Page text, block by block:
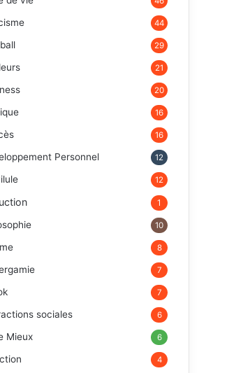
44
29
21
20
16
16
Personnel 12
12
1
10
8
7
7
sociales 6
Mieux 6
4